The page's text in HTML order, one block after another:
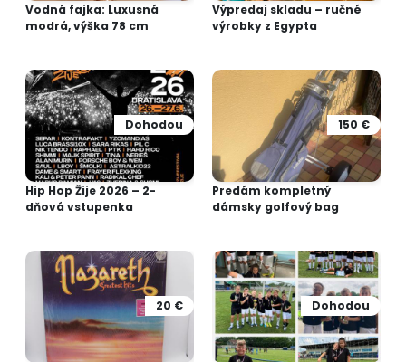
Vodná fajka: Luxusná
modrá, výška 78 cm
Výpredaj skladu – ručné
výrobky z Egypta
Dohodou
Hip Hop Žije 2026 – 2-
dňová vstupenka
150 €
Predám kompletný
dámsky golfový bag
20 € Dohodou